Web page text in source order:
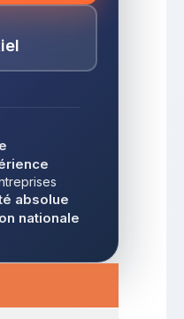
absolue
nationale